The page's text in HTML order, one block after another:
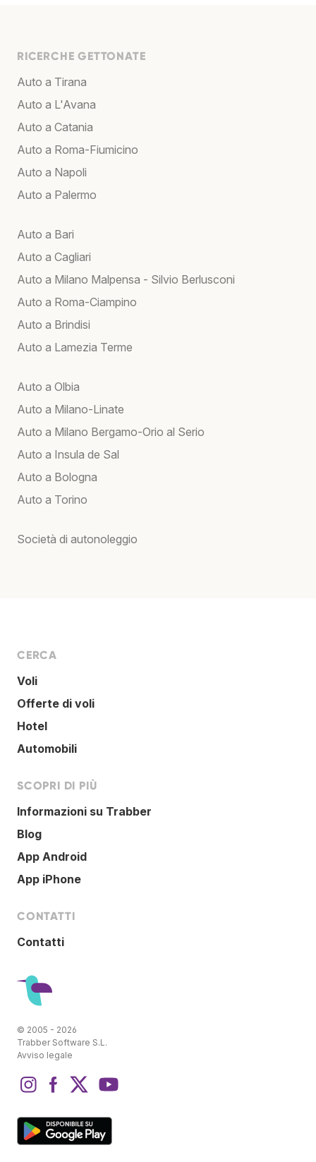
RICERCHE GETTONATE
Auto a Tirana
Auto a L'Avana
Auto a Catania
Auto a Roma-Fiumicino
Auto a Napoli
Auto a Palermo
Auto a Bari
Auto a Cagliari
Auto a Milano Malpensa - Silvio Berlusconi
Auto a Roma-Ciampino
Auto a Brindisi
Auto a Lamezia Terme
Auto a Olbia
Auto a Milano-Linate
Auto a Milano Bergamo-Orio al Serio
Auto a Insula de Sal
Auto a Bologna
Auto a Torino
Società di autonoleggio
CERCA
Voli
Offerte di voli
Hotel
Automobili
SCOPRI DI PIÙ
Informazioni su Trabber
Blog
App Android
App iPhone
CONTATTI
Contatti
© 2005 - 2026
Trabber Software S.L.
Avviso legale